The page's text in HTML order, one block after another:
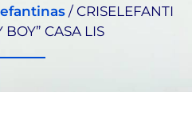
/ CRISELEFANTI
BOY” CASA LIS